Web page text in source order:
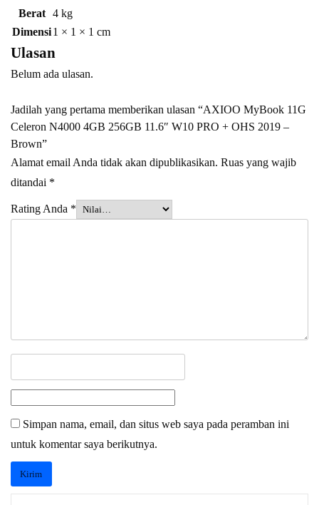
Berat
4 kg
Dimensi1 × 1 × 1 cm
Ulasan
Belum ada ulasan.
Jadilah yang pertama memberikan ulasan “AXIOO MyBook 11G
Celeron N4000 4GB 256GB 11.6″ W10 PRO + OHS 2019 –
Brown”
Alamat email Anda tidak akan dipublikasikan. Ruas yang wajib
ditandai *
Rating Anda *
Simpan nama, email, dan situs web saya pada peramban ini
untuk komentar saya berikutnya.